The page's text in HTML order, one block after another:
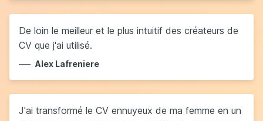
De loin le meilleur et le plus intuitif des créateurs de
CV que j'ai utilisé.
Alex Lafreniere
J'ai transformé le CV ennuyeux de ma femme en un